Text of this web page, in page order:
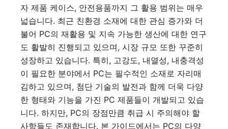
자 제품 케이스, 안전용품까지 그 활용 범위는 매우
넓습니다. 최근 친환경 소재에 대한 관심 증가와 더
불어 PC의 재활용 및 지속 가능한 생산에 대한 연구
도 활발히 진행되고 있으며, 시장 규모 또한 꾸준히
성장하고 있습니다. 특히, 고강도, 내열성, 내충격성
이 필요한 분야에서 PC는 필수적인 소재로 자리매
김하고 있으며, 첨단 기술의 발전과 함께 더욱 다양
한 형태와 기능을 가진 PC 제품들이 개발되고 있습
니다. 하지만, PC의 장점만큼 취급 시 주의해야 할
사항들도 존재합니다. 본 가이드에서는 PC의 다양